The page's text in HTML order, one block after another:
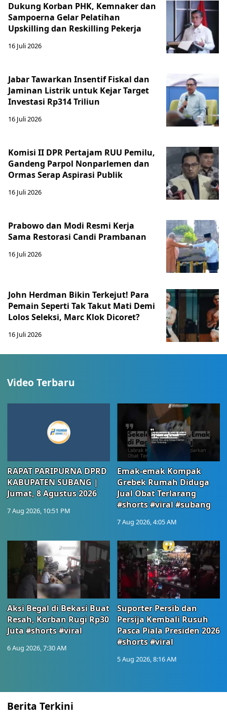
Dukung Korban PHK, Kemnaker dan
Sampoerna Gelar Pelatihan
Upskilling dan Reskilling Pekerja
16 Juli 2026
Jabar Tawarkan Insentif Fiskal dan
Jaminan Listrik untuk Kejar Target
Investasi Rp314 Triliun
16 Juli 2026
Komisi II DPR Pertajam RUU Pemilu,
Gandeng Parpol Nonparlemen dan
Ormas Serap Aspirasi Publik
16 Juli 2026
Prabowo dan Modi Resmi Kerja
Sama Restorasi Candi Prambanan
16 Juli 2026
John Herdman Bikin Terkejut! Para
Pemain Seperti Tak Takut Mati Demi
Lolos Seleksi, Marc Klok Dicoret?
16 Juli 2026
Video Terbaru
RAPAT PARIPURNA DPRD
KABUPATEN SUBANG |
Jumat, 8 Agustus 2026
7 Aug 2026, 10:51 PM
Emak-emak Kompak
Grebek Rumah Diduga
Jual Obat Terlarang
#shorts #viral #subang
7 Aug 2026, 4:05 AM
Aksi Begal di Bekasi Buat
Resah, Korban Rugi Rp30
Juta #shorts #viral
6 Aug 2026, 7:30 AM
Suporter Persib dan
Persija Kembali Rusuh
Pasca Piala Presiden 2026
#shorts #viral
5 Aug 2026, 8:16 AM
Berita Terkini